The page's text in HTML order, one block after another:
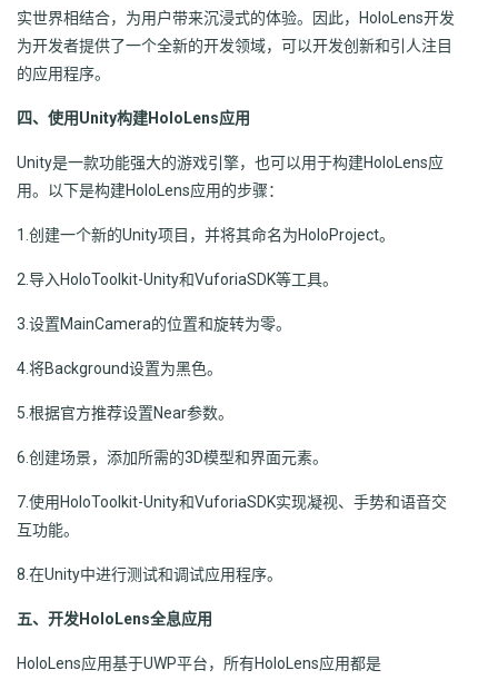
实世界相结合，为用户带来沉浸式的体验。因此，HoloLens开发
为开发者提供了一个全新的开发领域，可以开发创新和引人注目
的应用程序。
四、使用Unity构建HoloLens应用
Unity是一款功能强大的游戏引擎，也可以用于构建HoloLens应
用。以下是构建HoloLens应用的步骤：
1.创建一个新的Unity项目，并将其命名为HoloProject。
2.导入HoloToolkit-Unity和VuforiaSDK等工具。
3.设置MainCamera的位置和旋转为零。
4.将Background设置为黑色。
5.根据官方推荐设置Near参数。
6.创建场景，添加所需的3D模型和界面元素。
7.使用HoloToolkit-Unity和VuforiaSDK实现凝视、手势和语音交
互功能。
8.在Unity中进行测试和调试应用程序。
五、开发HoloLens全息应用
HoloLens应用基于UWP平台，所有HoloLens应用都是